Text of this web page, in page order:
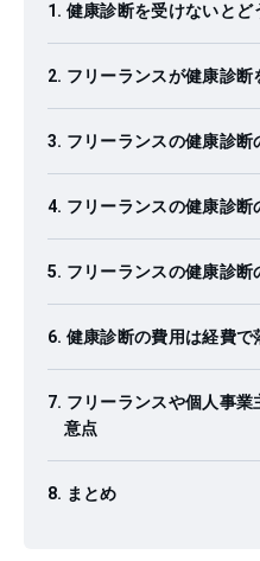
健康診断を受けないとど
フリーランスが健康診断
フリーランスの健康診
フリーランスの健康診
フリーランスの健康診
健康診断の費用は経費で
フリーランスや個人事
意点
まとめ